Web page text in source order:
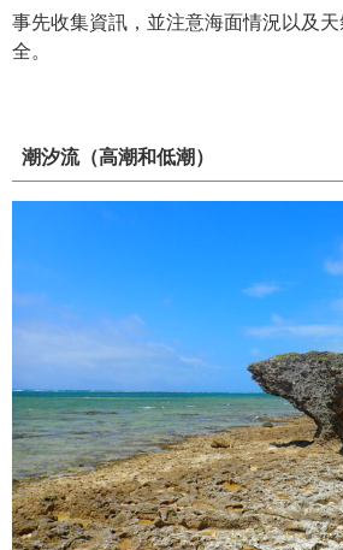
事先收集資訊，並注意海面情況以及
全。
潮汐流（高潮和低潮）